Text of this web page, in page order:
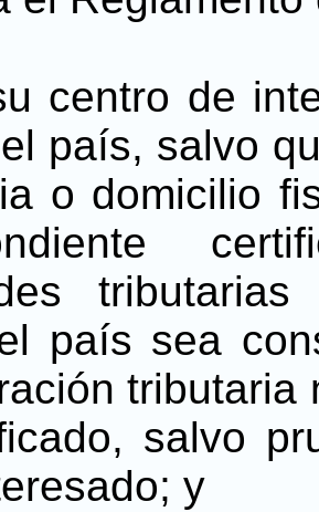
centro de
país, salvo
o domicilio
país sea
tributaria
salvo
y